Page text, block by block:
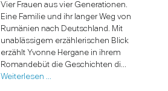
Vier Frauen aus vier Generationen.
Eine Familie und ihr langer Weg von
Rumänien nach Deutschland. Mit
unablässigem erzählerischen Blick
erzählt Yvonne Hergane in ihrem
Romandebüt die Geschichten di...
Weiterlesen …